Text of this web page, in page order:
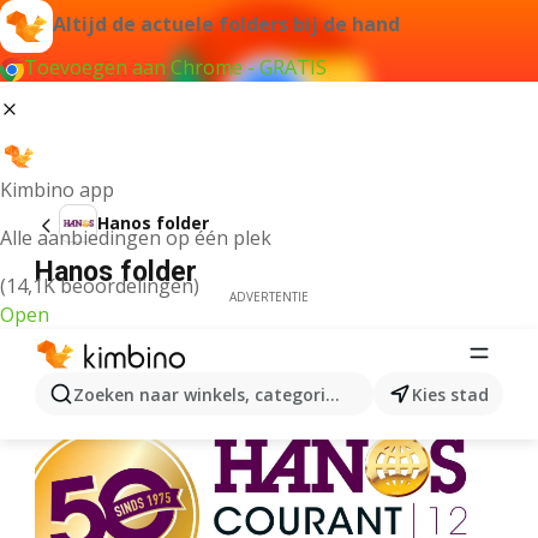
Altijd de actuele folders bij de hand
Toevoegen aan Chrome - GRATIS
Kimbino app
Alle aanbiedingen op één plek
(14,1K beoordelingen)
Open
Zoeken naar winkels, categorieën, producten...
Kies stad
Hanos folder
Hanos folder
ADVERTENTIE